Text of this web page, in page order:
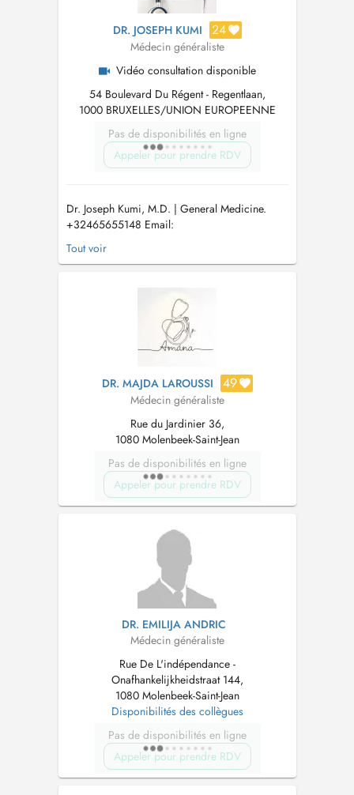
DR. JOSEPH KUMI 24
Médecin généraliste
Vidéo consultation disponible
54 Boulevard Du Régent - Regentlaan,
1000 BRUXELLES/UNION EUROPEENNE
Pas de disponibilités en ligne
Appeler pour prendre RDV
Dr. Joseph Kumi, M.D. | General Medicine.
+32465655148 Email:
Prescriptions. Investigations. Certificates.
Emergency: In case of emergency, please call
Tout voir
DR. MAJDA LAROUSSI 49
Médecin généraliste
Rue du Jardinier 36,
1080 Molenbeek-Saint-Jean
Pas de disponibilités en ligne
Appeler pour prendre RDV
DR. EMILIJA ANDRIC
Médecin généraliste
Rue De L'indépendance -
Onafhankelijkheidstraat 144,
1080 Molenbeek-Saint-Jean
Disponibilités des collègues
Pas de disponibilités en ligne
Appeler pour prendre RDV